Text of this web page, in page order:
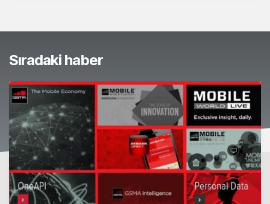
Sıradaki haber